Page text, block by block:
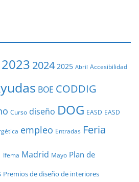
2023 2024 2025 Abril Accesibilidad
BOE CODDIG
Curso diseño DOG EASD EASD
empleo Entradas Feria
Ifema Madrid Mayo Plan de
Premios de diseño de interiores